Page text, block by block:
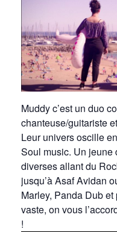
Muddy c’est un duo
chanteuse/guitariste
Leur univers oscille
Soul music. Un jeune
diverses allant du
jusqu’à Asaf Avidan
Marley, Panda Dub et
vaste, on vous
!